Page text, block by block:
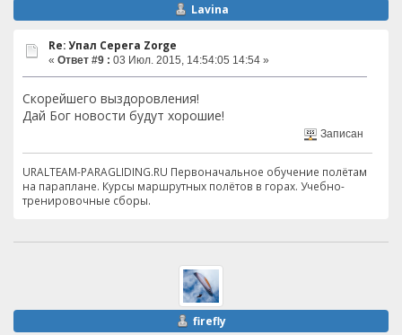
Lavina
Re: Упал Серега Zorge
« Ответ #9 : 03 Июл. 2015, 14:54:05 14:54 »
Скорейшего выздоровления!
Дай Бог новости будут хорошие!
Записан
URALTEAM-PARAGLIDING.RU Первоначальное обучение полётам
на параплане. Курсы маршрутных полётов в горах. Учебно-
тренировочные сборы.
firefly